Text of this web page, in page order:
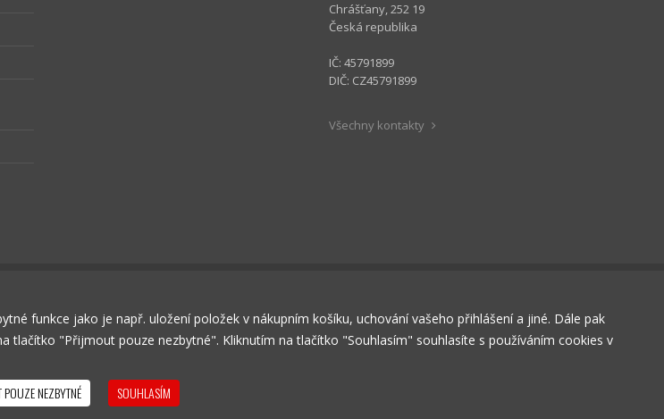
Chrášťany, 252 19
Česká republika
IČ: 45791899
DIČ: CZ45791899
Všechny kontakty
PODMÍNKY SOUKROMÍ KOŠÍKPRÁZDNÝ
funkce jako je např. uložení položek v nákupním košíku, uchování vašeho přihlášení a jiné. Dále pak
"Přijmout pouze nezbytné". Kliknutím na tlačítko "Souhlasím" souhlasíte s používáním cookies v
NEZBYTNÉ SOUHLASÍM